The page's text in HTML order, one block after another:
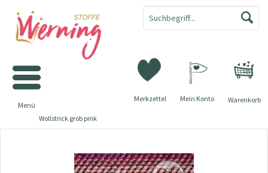
Warenkorb
Merkzettel Mein Konto
Menü
Wollstrick grob pink